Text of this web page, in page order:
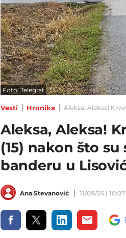
Foto: Telegraf
Vesti Hronika Aleksa, Aleksa!
Aleksa, Aleksa!
(15) nakon što
banderu u
Ana Stevanović 11/09/25 | 10:07